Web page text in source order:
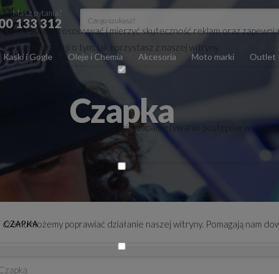
Masz pytania?
133 312
Kaski i Gogle Oleje i Chemia Akcesoria Moto marki Outlet
Czapka
CZAPKA
treści, dostosowywać i mierzyć skuteczność reklam oraz
informacji o tym, jak korzystasz z naszej witryny.
jak bezpieczne logowanie, zapamiętywanie postępów w sesji
możemy poprawiać działanie naszej witryny. Pomagają nam